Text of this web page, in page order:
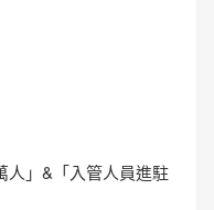
人」&「入管人員進駐